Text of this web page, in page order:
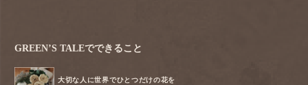
GREEN’S TALEでできること
大切な人に世界でひとつだけの花を